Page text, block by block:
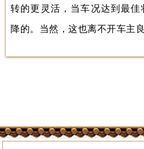
转的更灵活，当车况达到最
降的。当然，这也离不开车主